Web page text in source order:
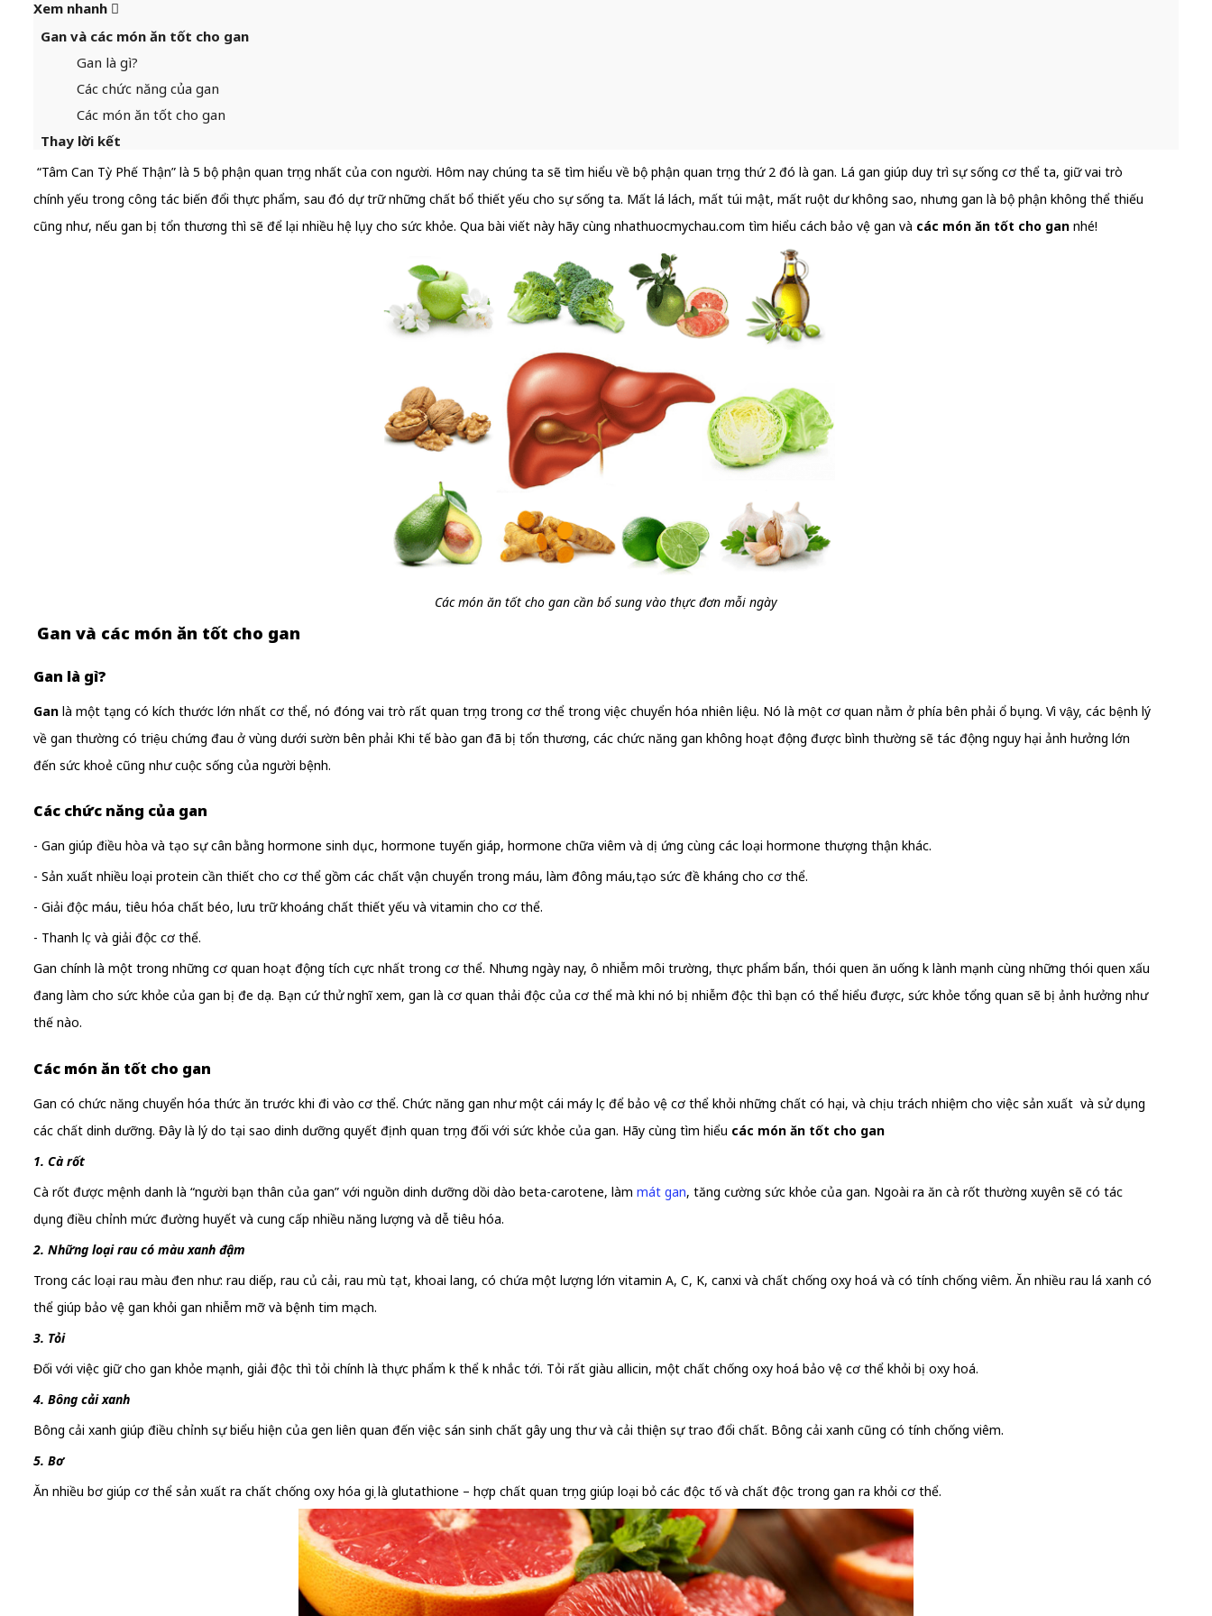
Xem nhanh
Gan và các món ăn tốt cho gan
Gan là gì?
Các chức năng của gan
Các món ăn tốt cho gan
Thay lời kết
“Tâm Can Tỳ Phế Thận” là 5 bộ phận quan trọng nhất của con người. Hôm nay chúng ta sẽ tìm hiểu về bộ phận quan trọng thứ 2 đó là gan. Lá gan giúp duy trì sự sống cơ thể ta, giữ vai trò
chính yếu trong công tác biến đổi thực phẩm, sau đó dự trữ những chất bổ thiết yếu cho sự sống ta. Mất lá lách, mất túi mật, mất ruột dư không sao, nhưng gan là bộ phận không thể thiếu
cũng như, nếu gan bị tổn thương thì sẽ để lại nhiều hệ lụy cho sức khỏe. Qua bài viết này hãy cùng nhathuocmychau.com tìm hiểu cách bảo vệ gan và các món ăn tốt cho gan nhé!
Các món ăn tốt cho gan cần bổ sung vào thực đơn mỗi ngày
Gan và các món ăn tốt cho gan
Gan là gì?
Gan là một tạng có kích thước lớn nhất cơ thể, nó đóng vai trò rất quan trọng trong cơ thể trong việc chuyển hóa nhiên liệu. Nó là một cơ quan nằm ở phía bên phải ổ bụng. Vì vậy, các bệnh lý
về gan thường có triệu chứng đau ở vùng dưới sườn bên phải Khi tế bào gan đã bị tổn thương, các chức năng gan không hoạt động được bình thường sẽ tác động nguy hại ảnh hưởng lớn
đến sức khoẻ cũng như cuộc sống của người bệnh.
Các chức năng của gan
- Gan giúp điều hòa và tạo sự cân bằng hormone sinh dục, hormone tuyến giáp, hormone chữa viêm và dị ứng cùng các loại hormone thượng thận khác.
- Sản xuất nhiều loại protein cần thiết cho cơ thể gồm các chất vận chuyển trong máu, làm đông máu,tạo sức đề kháng cho cơ thể.
- Giải độc máu, tiêu hóa chất béo, lưu trữ khoáng chất thiết yếu và vitamin cho cơ thể.
- Thanh lọc và giải độc cơ thể.
Gan chính là một trong những cơ quan hoạt động tích cực nhất trong cơ thể. Nhưng ngày nay, ô nhiễm môi trường, thực phẩm bẩn, thói quen ăn uống k lành mạnh cùng những thói quen xấu
đang làm cho sức khỏe của gan bị đe dọa. Bạn cứ thử nghĩ xem, gan là cơ quan thải độc của cơ thể mà khi nó bị nhiễm độc thì bạn có thể hiểu được, sức khỏe tổng quan sẽ bị ảnh hưởng như
thế nào.
Các món ăn tốt cho gan
Gan có chức năng chuyển hóa thức ăn trước khi đi vào cơ thể. Chức năng gan như một cái máy lọc để bảo vệ cơ thể khỏi những chất có hại, và chịu trách nhiệm cho việc sản xuất và sử dụng
các chất dinh dưỡng. Đây là lý do tại sao dinh dưỡng quyết định quan trọng đối với sức khỏe của gan. Hãy cùng tìm hiểu các món ăn tốt cho gan
1. Cà rốt
Cà rốt được mệnh danh là “người bạn thân của gan” với nguồn dinh dưỡng dồi dào beta-carotene, làm mát gan, tăng cường sức khỏe của gan. Ngoài ra ăn cà rốt thường xuyên sẽ có tác
dụng điều chỉnh mức đường huyết và cung cấp nhiều năng lượng và dễ tiêu hóa.
2. Những loại rau có màu xanh đậm
Trong các loại rau màu đen như: rau diếp, rau củ cải, rau mù tạt, khoai lang, có chứa một lượng lớn vitamin A, C, K, canxi và chất chống oxy hoá và có tính chống viêm. Ăn nhiều rau lá xanh có
thể giúp bảo vệ gan khỏi gan nhiễm mỡ và bệnh tim mạch.
3. Tỏi
Đối với việc giữ cho gan khỏe mạnh, giải độc thì tỏi chính là thực phẩm k thể k nhắc tới. Tỏi rất giàu allicin, một chất chống oxy hoá bảo vệ cơ thể khỏi bị oxy hoá.
4. Bông cải xanh
Bông cải xanh giúp điều chỉnh sự biểu hiện của gen liên quan đến việc sán sinh chất gây ung thư và cải thiện sự trao đổi chất. Bông cải xanh cũng có tính chống viêm.
5. Bơ
Ăn nhiều bơ giúp cơ thể sản xuất ra chất chống oxy hóa gọi là glutathione – hợp chất quan trọng giúp loại bỏ các độc tố và chất độc trong gan ra khỏi cơ thể.